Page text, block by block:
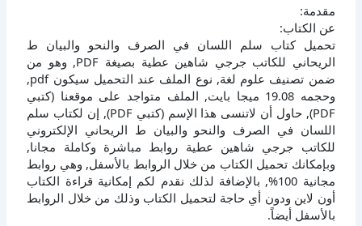
مقدمة:
عن الكتاب:
تحميل كتاب سلم اللسان في الصرف والنحو والبيان ط
الريحاني للكاتب جرجي شاهين عطية بصيغة PDF, وهو من
ضمن تصنيف علوم لغة, نوع الملف عند التحميل سيكون pdf,
وحجمه 19.08 ميجا بايت, الملف متواجد على موقعنا (كتبي
PDF), حاول أن لاتنسى هذا الإسم (كتبي PDF), إن لكتاب سلم
اللسان في الصرف والنحو والبيان ط الريحاني الإلكتروني
للكاتب جرجي شاهين عطية روابط مباشرة وكاملة مجانا,
وبإمكانك تحميل الكتاب من خلال الروابط بالأسفل, وهي روابط
مجانية 100%, بالإضافة لذلك نقدم لكم إمكانية قراءة الكتاب
أون لاين ودون أي حاجة لتحميل الكتاب وذلك من خلال الروابط
بالأسفل أيضاً.